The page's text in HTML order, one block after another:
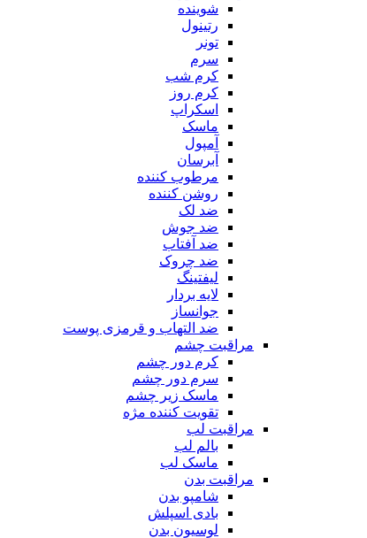
شوینده
رتینول
تونر
سرم
کرم شب
کرم روز
اسکراپ
ماسک
آمپول
آبرسان
مرطوب کننده
روشن کننده
ضد لک
ضد جوش
ضد آفتاب
ضد چروک
لیفتینگ
لایه بردار
جوانساز
ضد التهاب و قرمزی پوست
مراقبت چشم
کرم دور چشم
سرم دور چشم
ماسک زیر چشم
تقویت کننده مژه
مراقبت لب
بالم لب
ماسک لب
مراقبت بدن
شامپو بدن
بادی اسپلش
لوسیون بدن